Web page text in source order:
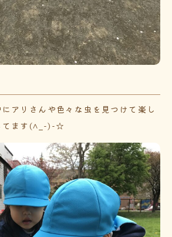
アリさんや色々な虫を見つけて楽し
てます(^_-)-☆